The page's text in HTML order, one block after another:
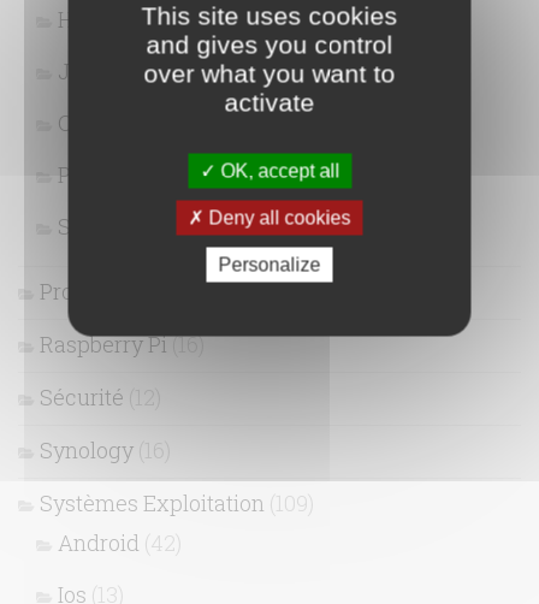
HTML / CSS(9)
Javascript / Jquery(5)
Outils
PHP
Snippet
Projets
Raspberry Pi(16)
Sécurité (12)
Synology (16)
Systèmes Exploitation (109)
Android (42)
Ios (13)
This site uses cookies
and gives you control
over what you want to
activate
OK, accept all
Deny all cookies
Personalize